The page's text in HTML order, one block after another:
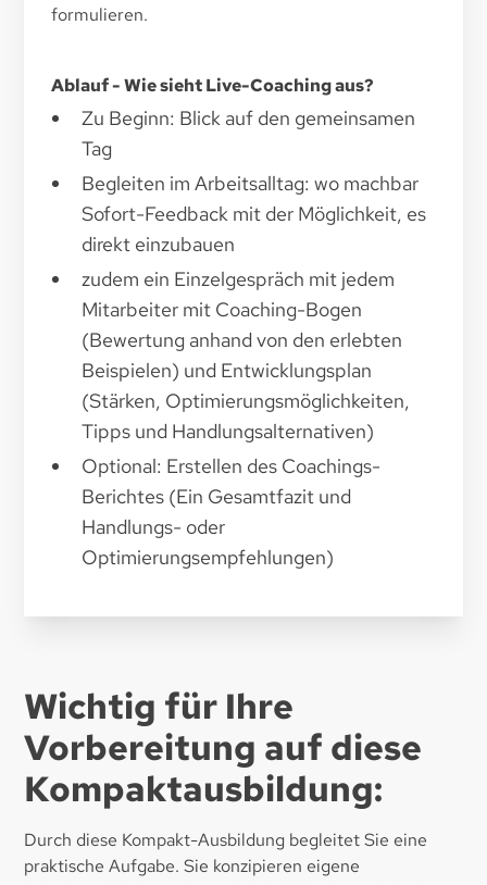
formulieren.
Ablauf - Wie sieht Live-Coaching aus?
Zu Beginn: Blick auf den gemeinsamen
Tag
Begleiten im Arbeitsalltag: wo machbar
Sofort-Feedback mit der Möglichkeit, es
direkt einzubauen
zudem ein Einzelgespräch mit jedem
Mitarbeiter mit Coaching-Bogen
(Bewertung anhand von den erlebten
Beispielen) und Entwicklungsplan
(Stärken, Optimierungsmöglichkeiten,
Tipps und Handlungsalternativen)
Optional: Erstellen des Coachings-
Berichtes (Ein Gesamtfazit und
Handlungs- oder
Optimierungsempfehlungen)
Wichtig für Ihre
Vorbereitung auf diese
Kompaktausbildung:
Durch diese Kompakt-Ausbildung begleitet Sie eine
praktische Aufgabe. Sie konzipieren eigene